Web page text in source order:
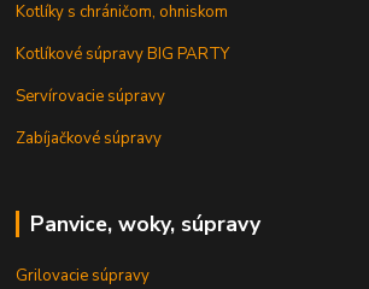
Kotlíky s chráničom, ohniskom
Kotlíkové súpravy BIG PARTY
Servírovacie súpravy
Zabíjačkové súpravy
Panvice, woky, súpravy
Grilovacie súpravy